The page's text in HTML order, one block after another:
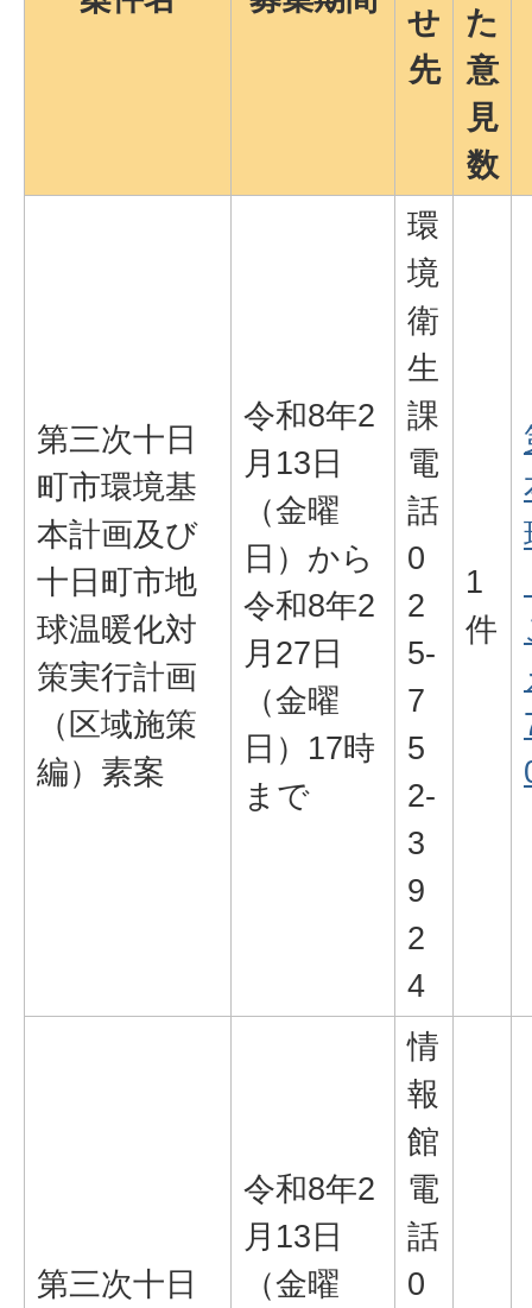
せ
先
た
意
見
数
第三次十日
町市環境基
本計画及び
十日町市地
球温暖化対
策実行計画
（区域施策
編）素案
令和8年2
月13日
（金曜
日）から
令和8年2
月27日
（金曜
日）17時
まで
環
境
衛
生
課
電
話
0
2
5-
7
5
2-
3
9
2
4
1
件
第三次十日
令和8年2
月13日
（金曜
情
報
館
電
話
0